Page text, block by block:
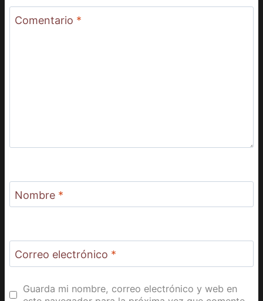
Comentario *
Nombre *
Correo electrónico *
Guarda mi nombre, correo electrónico y web en